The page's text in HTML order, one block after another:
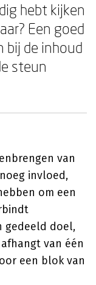
hebt kijken
Een goed
de inhoud
steun
van
invloed,
om een
gedeeld doel,
van één
een blok van